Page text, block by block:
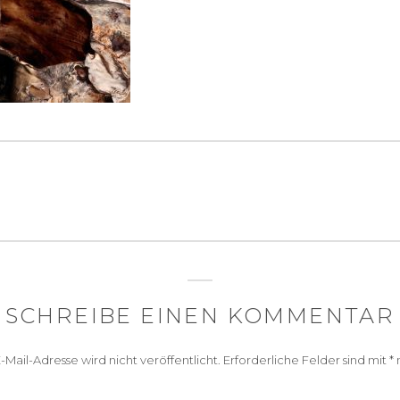
SCHREIBE EINEN KOMMENTAR
Mail-Adresse wird nicht veröffentlicht. Erforderliche Felder sind mit *